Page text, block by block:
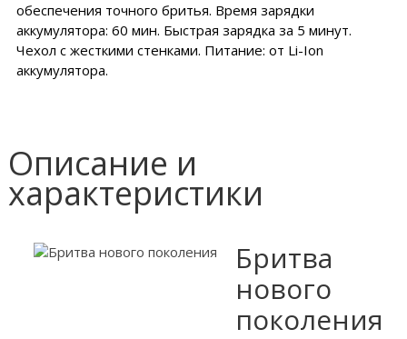
обеспечения точного бритья. Время зарядки
аккумулятора: 60 мин. Быстрая зарядка за 5 минут.
Чехол с жесткими стенками. Питание: от Li-Ion
аккумулятора.
Описание и
характеристики
Бритва
нового
поколения